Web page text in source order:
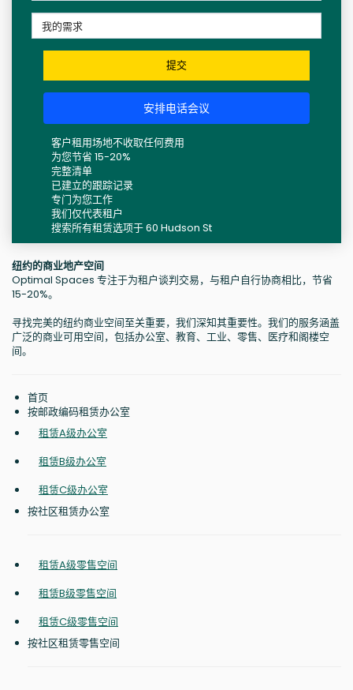
提交
安排电话会议
客户租用场地不收取任何费用
为您节省 15-20%
完整清单
已建立的跟踪记录
专门为您工作
我们仅代表租户
搜索所有租赁选项于 60 Hudson St
纽约的商业地产空间
Optimal Spaces 专注于为租户谈判交易，与租户自行协商相比，节省
15-20%。
寻找完美的纽约商业空间至关重要，我们深知其重要性。我们的服务涵盖
广泛的商业可用空间，包括办公室、教育、工业、零售、医疗和阁楼空
间。
首页
按邮政编码租赁办公室
租赁A级办公室
租赁B级办公室
租赁C级办公室
按社区租赁办公室
租赁A级零售空间
租赁B级零售空间
租赁C级零售空间
按社区租赁零售空间